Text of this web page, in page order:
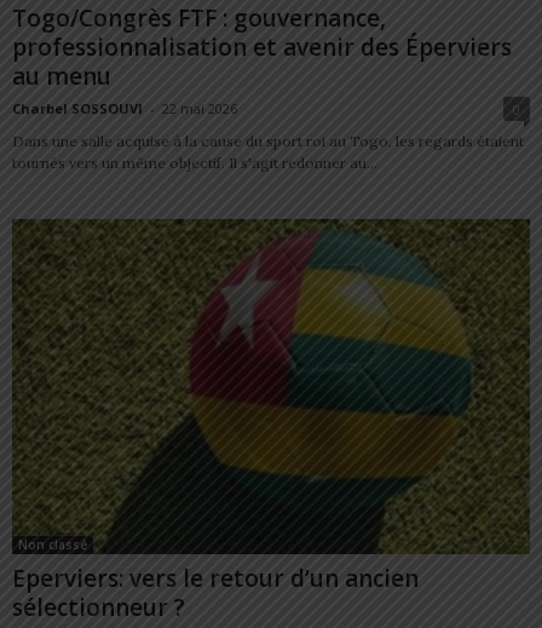
Togo/Congrès FTF : gouvernance,
professionnalisation et avenir des Éperviers
au menu
Charbel SOSSOUVI - 22 mai 2026
0
Dans une salle acquise à la cause du sport roi au Togo, les regards étaient
tournés vers un même objectif. Il s'agit redonner au...
Non classé
Eperviers: vers le retour d’un ancien
sélectionneur ?